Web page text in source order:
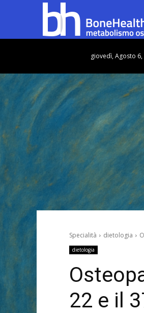
giovedì, Agosto 6,
Specialità dietologia
dietologia
22 e il